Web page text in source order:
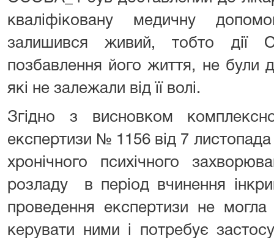
кваліфіковану медичну
залишився живий, тобто дії
позбавлення його життя, не були
які не залежали від її волі.
Згідно з висновком
експертизи № 1156 від 7
хронічного психічного
розладу в період вчинення
проведення експертизи не могла
керувати ними і потребує